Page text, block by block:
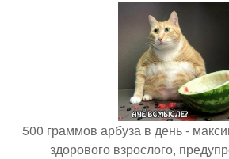
500 граммов арбуза в день -
здорового взрослого,